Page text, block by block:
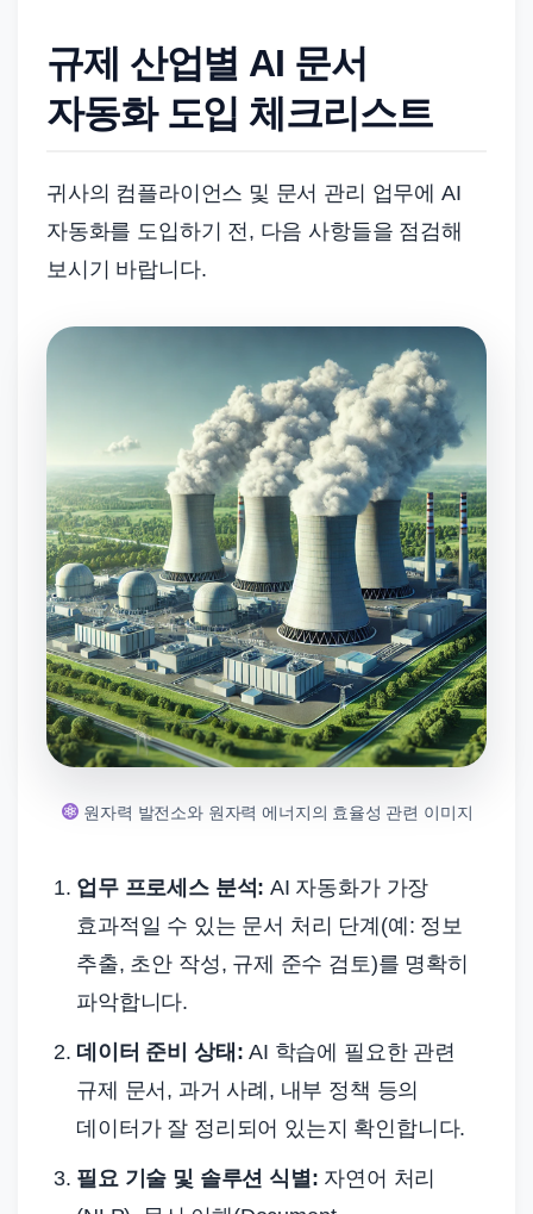
규제 산업별 AI 문서
자동화 도입 체크리스트
귀사의 컴플라이언스 및 문서 관리 업무에 AI
자동화를 도입하기 전, 다음 사항들을 점검해
보시기 바랍니다.
원자력 발전소와 원자력 에너지의 효율성 관련 이미지
업무 프로세스 분석: AI 자동화가 가장
효과적일 수 있는 문서 처리 단계(예: 정보
추출, 초안 작성, 규제 준수 검토)를 명확히
파악합니다.
데이터 준비 상태: AI 학습에 필요한 관련
규제 문서, 과거 사례, 내부 정책 등의
데이터가 잘 정리되어 있는지 확인합니다.
필요 기술 및 솔루션 식별: 자연어 처리